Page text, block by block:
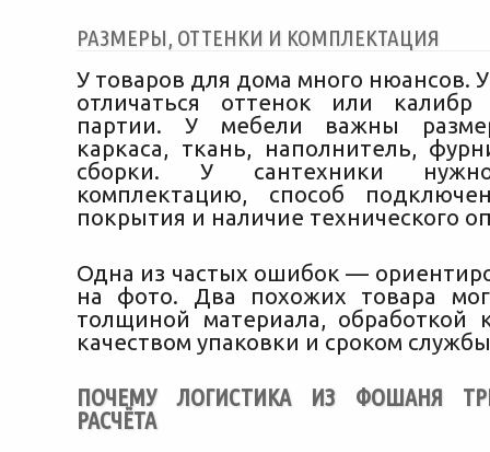
РАЗМЕРЫ, ОТТЕНКИ И КОМПЛЕКТАЦИЯ
У товаров для дома много нюансов.
отличаться оттенок или
партии. У мебели важны
каркаса, ткань, наполнитель,
сборки. У сантехники
комплектацию, способ
покрытия и наличие технического
Одна из частых ошибок —
на фото. Два похожих товара
толщиной материала, обработкой
качеством упаковки и сроком
ПОЧЕМУ ЛОГИСТИКА ИЗ ФОШАНЯ
РАСЧЁТА